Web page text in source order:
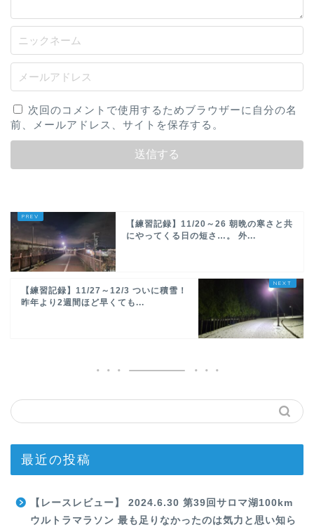
次回のコメントで使用するためブラウザーに自分の名
前、メールアドレス、サイトを保存する。
【練習記録】11/20～26 朝晩の寒さと共
にやってくる日の短さ…。 外...
【練習記録】11/27～12/3 ついに積雪！
昨年より2週間ほど早くても...
最近の投稿
【レースレビュー】 2024.6.30 第39回サロマ湖100km
ウルトラマラソン 最も足りなかったのは気力と思い知ら